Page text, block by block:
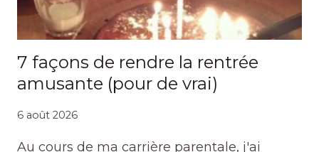
7 façons de rendre la rentrée
amusante (pour de vrai)
6 août 2026
Au cours de ma carrière parentale, j'ai